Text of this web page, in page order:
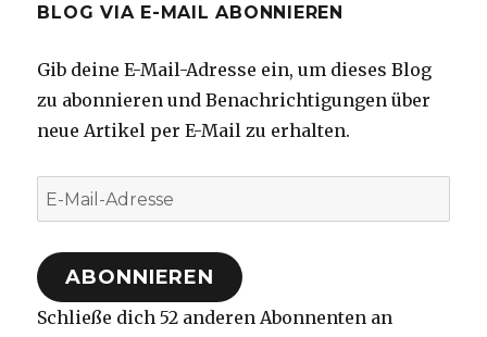
BLOG VIA E-MAIL ABONNIEREN
Gib deine E-Mail-Adresse ein, um dieses Blog
zu abonnieren und Benachrichtigungen über
neue Artikel per E-Mail zu erhalten.
E-
Mail-
Adresse
ABONNIEREN
Schließe dich 52 anderen Abonnenten an